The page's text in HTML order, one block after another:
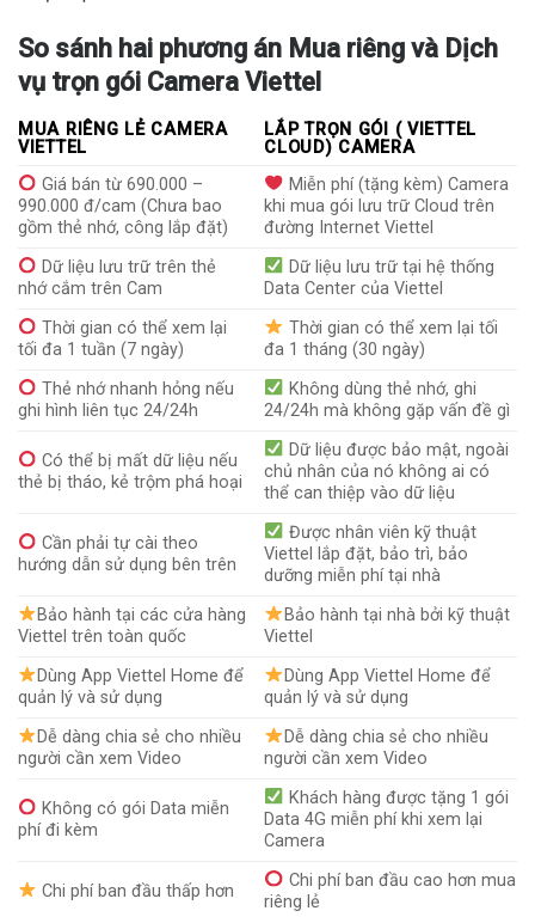
So sánh hai phương án Mua riêng và Dịch
vụ trọn gói Camera Viettel
MUA RIÊNG LẺ CAMERA
VIETTEL
LẮP TRỌN GÓI ( VIETTEL
CLOUD) CAMERA
Giá bán từ 690.000 –
990.000 đ/cam (Chưa bao
gồm thẻ nhớ, công lắp đặt)
Miễn phí (tặng kèm) Camera
khi mua gói lưu trữ Cloud trên
đường Internet Viettel
Dữ liệu lưu trữ trên thẻ
nhớ cắm trên Cam
Dữ liệu lưu trữ tại hệ thống
Data Center của Viettel
Thời gian có thể xem lại
tối đa 1 tuần (7 ngày)
Thời gian có thể xem lại tối
đa 1 tháng (30 ngày)
Thẻ nhớ nhanh hỏng nếu
ghi hình liên tục 24/24h
Không dùng thẻ nhớ, ghi
24/24h mà không gặp vấn đề gì
Có thể bị mất dữ liệu nếu
thẻ bị tháo, kẻ trộm phá hoại
Dữ liệu được bảo mật, ngoài
chủ nhân của nó không ai có
thể can thiệp vào dữ liệu
Cần phải tự cài theo
hướng dẫn sử dụng bên trên
Được nhân viên kỹ thuật
Viettel lắp đặt, bảo trì, bảo
dưỡng miễn phí tại nhà
Bảo hành tại các cửa hàng
Viettel trên toàn quốc
Bảo hành tại nhà bởi kỹ thuật
Viettel
Dùng App Viettel Home để
quản lý và sử dụng
Dùng App Viettel Home để
quản lý và sử dụng
Dễ dàng chia sẻ cho nhiều
người cần xem Video
Dễ dàng chia sẻ cho nhiều
người cần xem Video
Không có gói Data miễn
phí đi kèm
Khách hàng được tặng 1 gói
Data 4G miễn phí khi xem lại
Camera
Chi phí ban đầu thấp hơn
Chi phí ban đầu cao hơn mua
riêng lẻ